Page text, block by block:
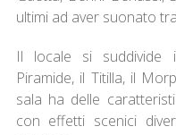
ultimi ad aver suonato
Il locale si suddivide
Piramide, il Titilla, il
sala ha delle
con effetti scenici